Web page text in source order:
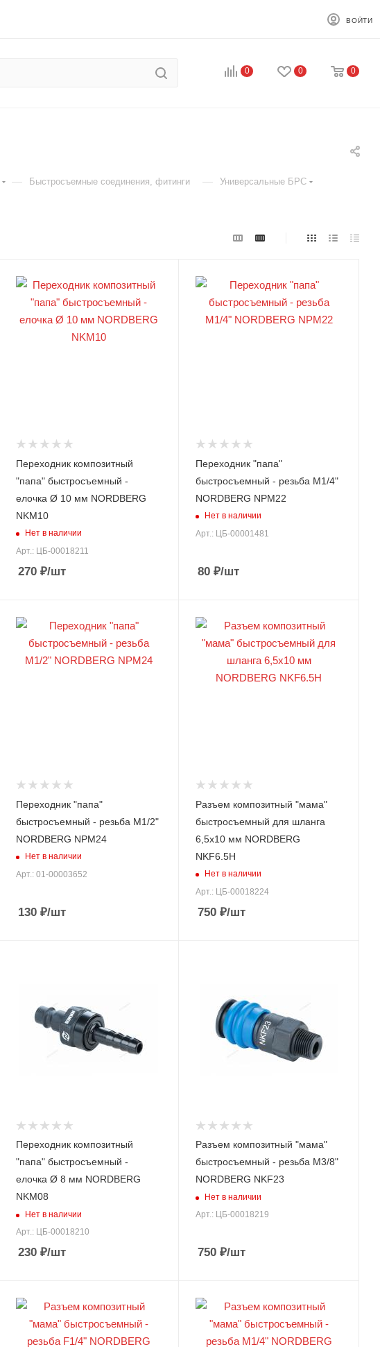
ВОЙТИ
0 0 0
— Быстросъемные соединения, фитинги — Универсальные БРС
Переходник композитный
"папа" быстросъемный -
елочка Ø 10 мм NORDBERG
NKM10
Нет в наличии
Арт.: ЦБ-00018211
270₽/шт
Переходник "папа"
быстросъемный - резьба M1/4"
NORDBERG NPM22
Нет в наличии
Арт.: ЦБ-00001481
80 ₽/шт
Переходник "папа"
быстросъемный - резьба M1/2"
NORDBERG NPM24
Нет в наличии
Арт.: 01-00003652
130₽/шт
Разъем композитный "мама"
быстросъемный для шланга
6,5х10 мм NORDBERG
NKF6.5H
Нет в наличии
Арт.: ЦБ-00018224
750 ₽/шт
Переходник композитный
"папа" быстросъемный -
елочка Ø 8 мм NORDBERG
NKM08
Нет в наличии
Арт.: ЦБ-00018210
230₽/шт
Разъем композитный "мама"
быстросъемный - резьба M3/8"
NORDBERG NKF23
Нет в наличии
Арт.: ЦБ-00018219
750 ₽/шт